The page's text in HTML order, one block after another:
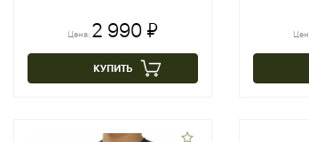
Цена: 2 990 ₽
КУПИТЬ